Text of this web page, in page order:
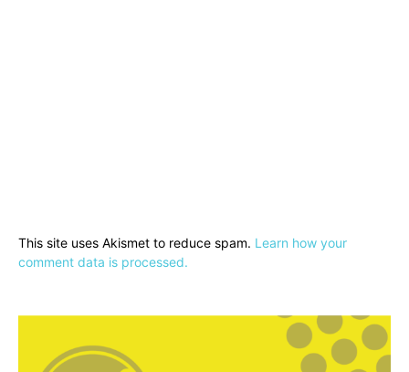
This site uses Akismet to reduce spam. Learn how your
comment data is processed.